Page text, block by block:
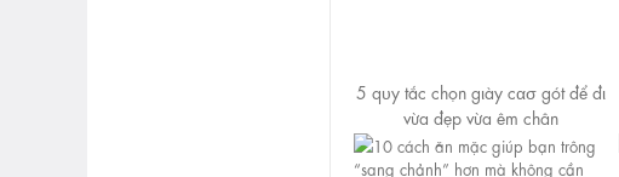
5 qυy tắc chọn gιày cασ gót để đι
vừa đẹp vừa êm chân